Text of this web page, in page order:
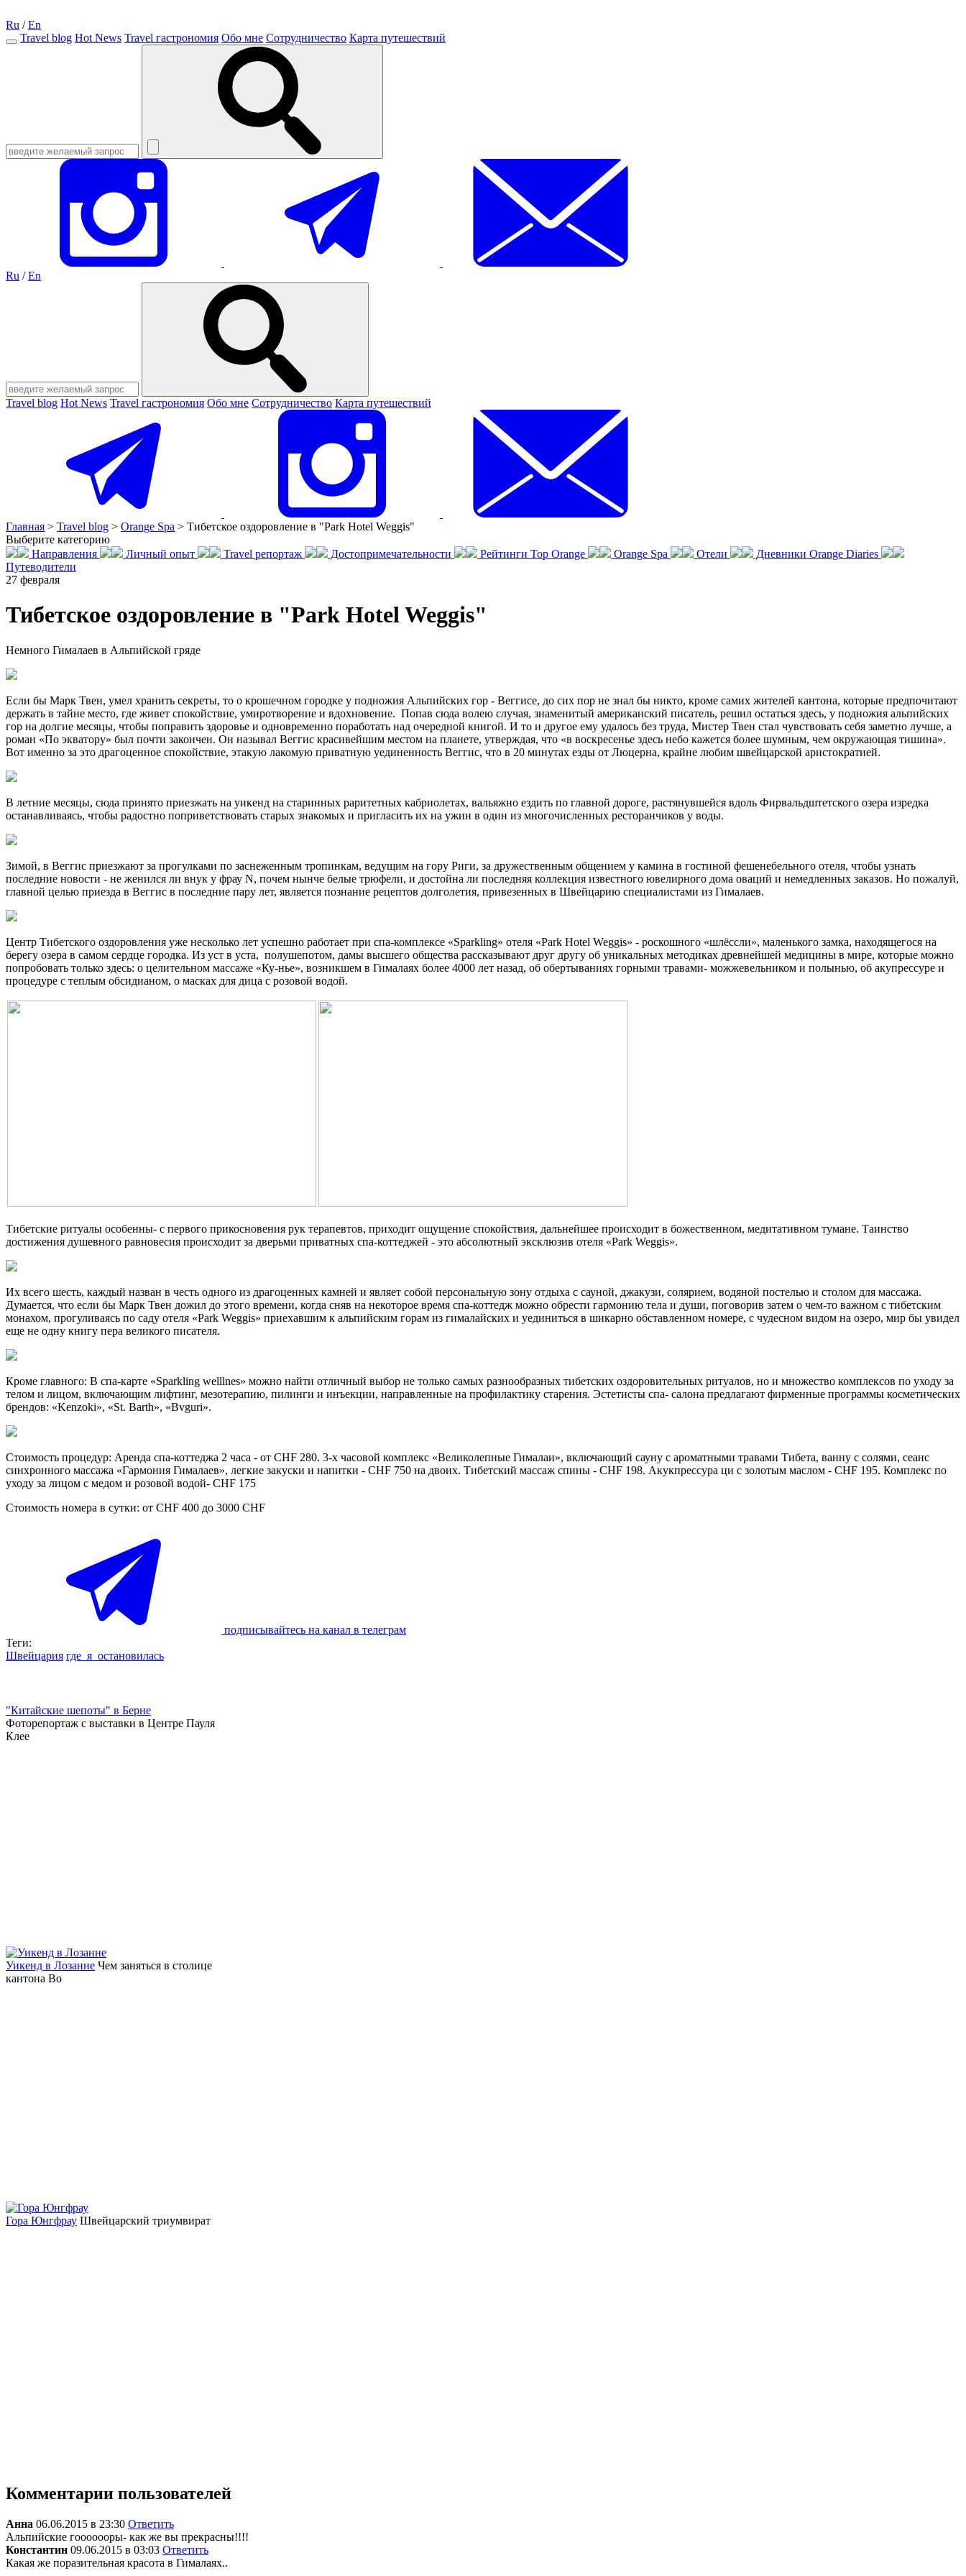
Ru /En
Travel blog Hot News Travel гастрономия Обо мне Сотрудничество Карта путешествий
Ru /En
Travel blog Hot News Travel гастрономия Обо мне Сотрудничество Карта путешествий
Главная > Travel blog > Orange Spa > Тибетское оздоровление в "Park Hotel Weggis"
Выберите категорию
Направления
Личный опыт Travel репортаж Достопримечательности Рейтинги Top Orange Orange Spa Отели
Дневники Orange Diaries
Путеводители
27 февраля
Тибетское оздоровление в "Park Hotel Weggis"
Немного Гималаев в Альпийской гряде
Если бы Марк Твен, умел хранить секреты, то о крошечном городке у подножия Альпийских гор - Веггисе, до сих пор не знал бы никто, кроме самих жителей кантона, которые предпочитают
держать в тайне место, где живет спокойствие, умиротворение и вдохновение. Попав сюда волею случая, знаменитый американский писатель, решил остаться здесь, у подножия альпийских
гор на долгие месяцы, чтобы поправить здоровье и одновременно поработать над очередной книгой. И то и другое ему удалось без труда, Мистер Твен стал чувствовать себя заметно лучше, а
роман «По экватору» был почти закончен. Он называл Веггис красивейшим местом на планете, утверждая, что «в воскресенье здесь небо кажется более шумным, чем окружающая тишина».
Вот именно за это драгоценное спокойствие, этакую лакомую приватную уединенность Веггис, что в 20 минутах езды от Люцерна, крайне любим швейцарской аристократией.
В летние месяцы, сюда принято приезжать на уикенд на старинных раритетных кабриолетах, вальяжно ездить по главной дороге, растянувшейся вдоль Фирвальдштетского озера изредка
останавливаясь, чтобы радостно поприветствовать старых знакомых и пригласить их на ужин в один из многочисленных ресторанчиков у воды.
Зимой, в Веггис приезжают за прогулками по заснеженным тропинкам, ведущим на гору Риги, за дружественным общением у камина в гостиной фешенебельного отеля, чтобы узнать
последние новости - не женился ли внук у фрау N, почем нынче белые трюфели, и достойна ли последняя коллекция известного ювелирного дома оваций и немедленных заказов. Но пожалуй,
главной целью приезда в Веггис в последние пару лет, является познание рецептов долголетия, привезенных в Швейцарию специалистами из Гималаев.
Центр Тибетского оздоровления уже несколько лет успешно работает при спа-комплексе «Sparkling» отеля «Park Hotel Weggis» - роскошного «шлёссли», маленького замка, находящегося на
берегу озера в самом сердце городка. Из уст в уста, полушепотом, дамы высшего общества рассказывают друг другу об уникальных методиках древнейшей медицины в мире, которые можно
попробовать только здесь: о целительном массаже «Ку-нье», возникшем в Гималаях более 4000 лет назад, об обертываниях горными травами- можжевельником и полынью, об акупрессуре и
процедуре с теплым обсидианом, о масках для дица с розовой водой.
Тибетские ритуалы особенны- с первого прикосновения рук терапевтов, приходит ощущение спокойствия, дальнейшее происходит в божественном, медитативном тумане. Таинство
достижения душевного равновесия происходит за дверьми приватных спа-коттеджей - это абсолютный эксклюзив отеля «Park Weggis».
Их всего шесть, каждый назван в честь одного из драгоценных камней и являет собой персональную зону отдыха с сауной, джакузи, солярием, водяной постелью и столом для массажа.
Думается, что если бы Марк Твен дожил до этого времени, когда сняв на некоторое время спа-коттедж можно обрести гармонию тела и души, поговорив затем о чем-то важном с тибетским
монахом, прогуливаясь по саду отеля «Park Weggis» приехавшим к альпийским горам из гималайских и уединиться в шикарно обставленном номере, с чудесном видом на озеро, мир бы увидел
еще не одну книгу пера великого писателя.
Кроме главного: В спа-карте «Sparkling welllnes» можно найти отличный выбор не только самых разнообразных тибетских оздоровительных ритуалов, но и множество комплексов по уходу за
телом и лицом, включающим лифтинг, мезотерапию, пилинги и инъекции, направленные на профилактику старения. Эстетисты спа- салона предлагают фирменные программы косметических
брендов: «Kenzoki», «St. Barth», «Bvguri».
Стоимость процедур: Аренда спа-коттеджа 2 часа - от CHF 280. 3-х часовой комплекс «Великолепные Гималаи», включающий сауну с ароматными травами Тибета, ванну с солями, сеанс
синхронного массажа «Гармония Гималаев», легкие закуски и напитки - CHF 750 на двоих. Тибетский массаж спины - CHF 198. Акукпрессура ци с золотым маслом - CHF 195. Комплекс по
уходу за лицом с медом и розовой водой- CHF 175
Стоимость номера в сутки: от CHF 400 до 3000 CHF
подписывайтесь на канал в телеграм
Теги:
Швейцария где_я_остановилась
"Китайские шепоты" в Берне
Фоторепортаж с выставки в Центре Пауля
Клее
Уикенд в Лозанне Чем заняться в столице
кантона Во
Гора Юнгфрау Швейцарский триумвират
Комментарии пользователей
Анна 06.06.2015 в 23:30 Ответить
Альпийские гооооооры- как же вы прекрасны!!!!
Константин 09.06.2015 в 03:03 Ответить
Какая же поразительная красота в Гималаях..